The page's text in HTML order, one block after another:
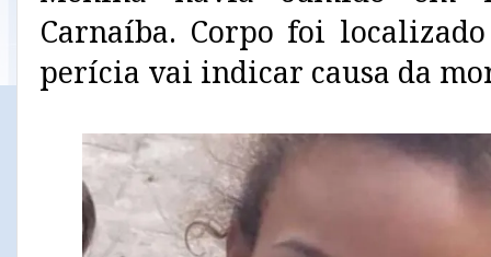
Carnaíba. Corpo foi
perícia vai indicar causa da